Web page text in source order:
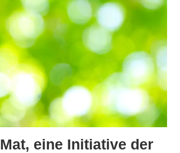
eine Initiative der